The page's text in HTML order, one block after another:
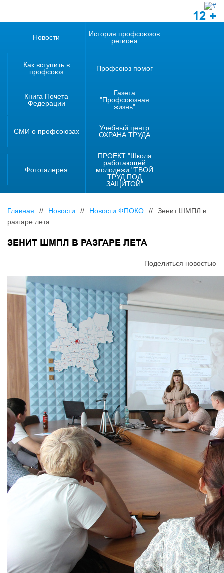
12 +
Новости
История профсоюзов
региона
Как вступить в
профсоюз
Профсоюз помог
Книга Почета
Федерации
Газета
"Профсоюзная
жизнь"
СМИ о профсоюзах
Учебный центр
ОХРАНА ТРУДА
Фотогалерея
ПРОЕКТ "Школа
работающей
молодежи "ТВОЙ
ТРУД ПОД
ЗАЩИТОЙ"
Главная // Новости // Новости ФПОКО //
Зенит ШМПЛ в
разгаре лета
ЗЕНИТ ШМПЛ В РАЗГАРЕ ЛЕТА
Поделиться новостью